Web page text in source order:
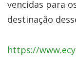
vencidas para
destinação
https://